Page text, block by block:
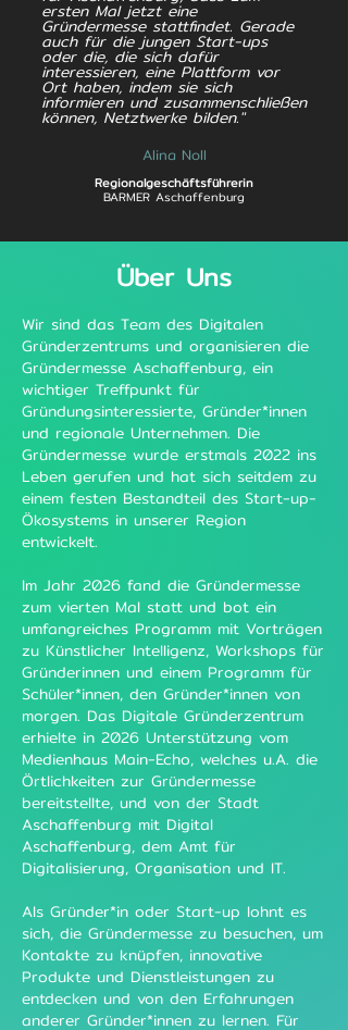
ersten Mal jetzt eine
Gründermesse stattfindet. Gerade
auch für die jungen Start-ups
oder die, die sich dafür
interessieren, eine Plattform vor
Ort haben, indem sie sich
informieren und zusammenschließen
können, Netztwerke bilden."
Alina Noll
Regionalgeschäftsführerin
BARMER Aschaffenburg
Über Uns
Wir sind das Team des Digitalen
Gründerzentrums und organisieren die
Gründermesse Aschaffenburg, ein
wichtiger Treffpunkt für
Gründungsinteressierte, Gründer*innen
und regionale Unternehmen. Die
Gründermesse wurde erstmals 2022 ins
Leben gerufen und hat sich seitdem zu
einem festen Bestandteil des Start-up-
Ökosystems in unserer Region
entwickelt.
Im Jahr 2026 fand die Gründermesse
zum vierten Mal statt und bot ein
umfangreiches Programm mit Vorträgen
zu Künstlicher Intelligenz, Workshops für
Gründerinnen und einem Programm für
Schüler*innen, den Gründer*innen von
morgen. Das Digitale Gründerzentrum
erhielte in 2026 Unterstützung vom
Medienhaus Main-Echo, welches u.A. die
Örtlichkeiten zur Gründermesse
bereitstellte, und von der Stadt
Aschaffenburg mit Digital
Aschaffenburg, dem Amt für
Digitalisierung, Organisation und IT.
Als Gründer*in oder Start-up lohnt es
sich, die Gründermesse zu besuchen, um
Kontakte zu knüpfen, innovative
Produkte und Dienstleistungen zu
entdecken und von den Erfahrungen
anderer Gründer*innen zu lernen. Für